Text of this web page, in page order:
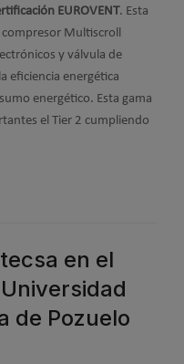
EUROVENT. Esta
compresor Multiscroll
y válvula de
eficiencia energética
energético. Esta gama
el Tier 2 cumpliendo
en el
de Pozuelo